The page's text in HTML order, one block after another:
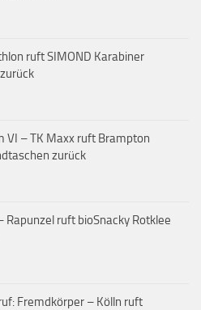
ruft SIMOND Karabiner
VI – TK Maxx ruft Brampton
zurück
Rapunzel ruft bioSnacky Rotklee
Fremdkörper – Kölln ruft